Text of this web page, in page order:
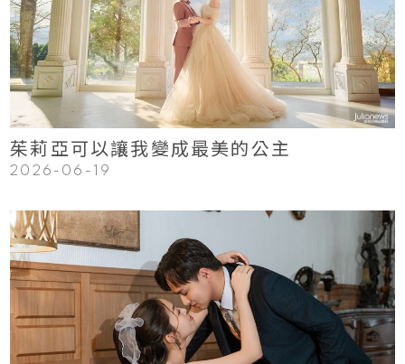
Read More
茱莉亞可以讓我變成最美的公主
2026-06-19
123